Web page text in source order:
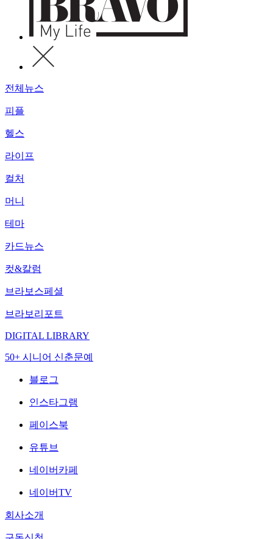
전체뉴스
피플
헬스
라이프
컬처
머니
테마
카드뉴스
컷&칼럼
브라보스페셜
브라보리포트
DIGITAL LIBRARY
50+ 시니어 신춘문예
블로그
인스타그램
페이스북
유튜브
네이버카페
네이버TV
회사소개